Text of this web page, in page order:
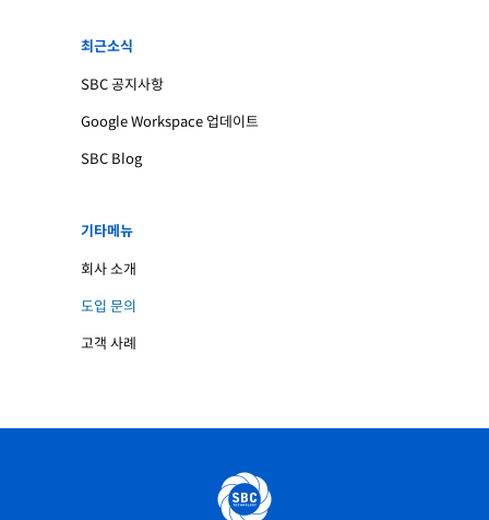
최근소식
SBC 공지사항
Google Workspace 업데이트
SBC Blog
기타메뉴
회사 소개
도입 문의
고객 사례